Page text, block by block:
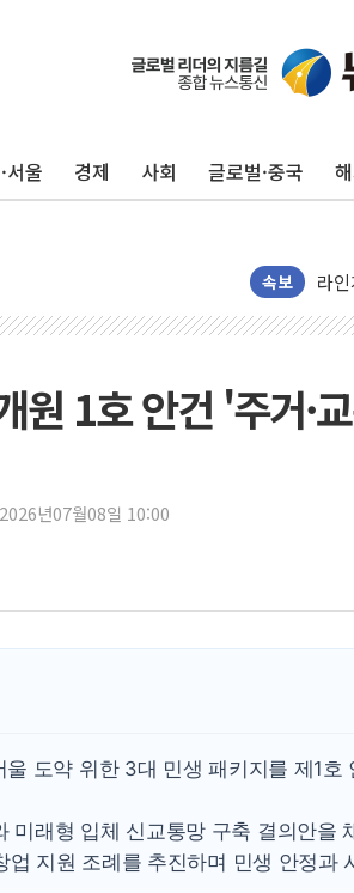
서울 경제 사회 글로벌·중국
속보
전
캠코
[
한
에
네
LG
전
청도
원 1호 안건 '주거·
2026년07월08일 10:00
도약 위한 3대 민생 패키지를 제1호
미래형 입체 신교통망 구축 결의안을
업 지원 조례를 추진하며 민생 안정과